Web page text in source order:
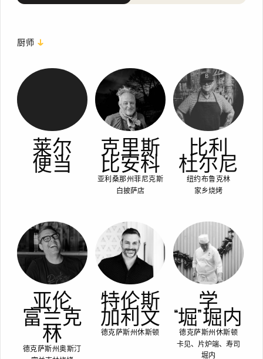
厨师
莱尔
便当
克里斯
比安科
亚利桑那州菲尼克斯
白披萨店
比利
杜尔尼
纽约布鲁克林
家乡烧烤
亚伦
富兰克
林
德克萨斯州奥斯汀
特伦斯
加利文
德克萨斯州休斯顿
学
“堀” 堀内
德克萨斯州休斯顿
卡见、片炉端、寿司
堀内